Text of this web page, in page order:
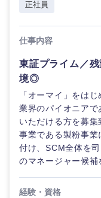
正社員
仕事内容
東証プライム／
境◎
「オーマイ」をは
業界のパイオニア
いただける方を募
事業である製粉事
付け、SCM全体を
のマネージャー候補
経験・資格